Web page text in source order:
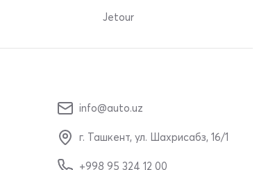
Jetour
info@auto.uz
г. Ташкент, ул. Шахрисабз, 16/1
+998 95 324 12 00